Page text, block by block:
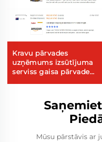
Kravu pārvades
uzņēmums izsūtījuma
serviss gaisa pārvade
Mūsu pārstāvis ar